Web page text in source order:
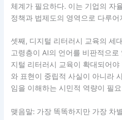
체계가 필요하다. 이는 기업의 자
정책과 법제도의 영역으로 다루어
셋째, 디지털 리터러시 교육의 세
고령층이 AI의 언어를 비판적으로
지털 리터러시 교육이 확대되어
와 표현이 중립적 사실이 아니라
임을 이해하는 시민적 역량이 필
맺음말: 가장 똑똑하지만 가장 차